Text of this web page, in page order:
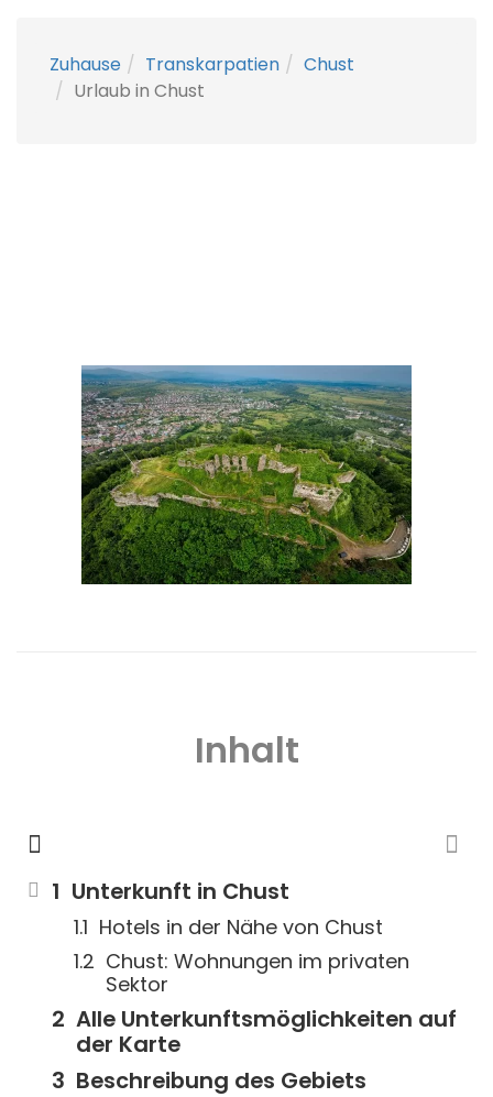
Zuhause Transkarpatien
Chust
Urlaub in Chust
Inhalt
Unterkunft in Chust
Hotels in der Nähe von Chust
Chust: Wohnungen im privaten
Sektor
Alle Unterkunftsmöglichkeiten auf
der Karte
Beschreibung des Gebiets